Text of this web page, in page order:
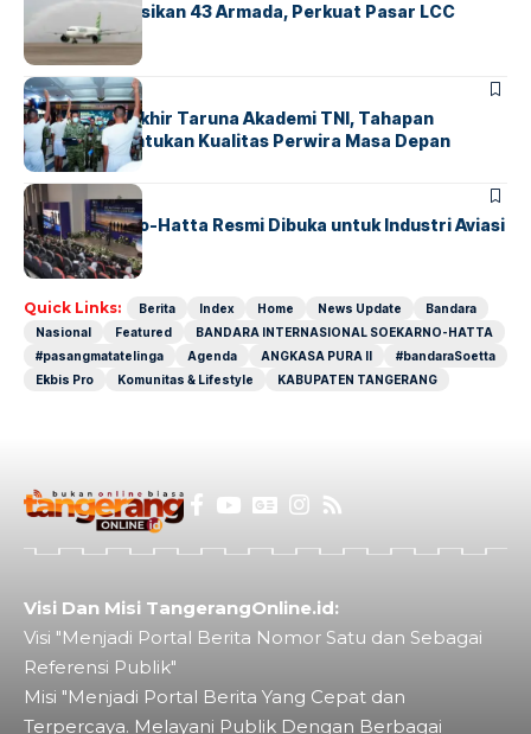
Citilink Operasikan 43 Armada, Perkuat Pasar LCC
Nasional
BERITA
Sidang Pantukhir Taruna Akademi TNI, Tahapan
Strategis Tentukan Kualitas Perwira Masa Depan
BANDARA BERITA
IALC Soekarno-Hatta Resmi Dibuka untuk Industri Aviasi
Dunia
Quick Links: Berita Index Home News Update
Bandara
Nasional
Featured
BANDARA INTERNASIONAL SOEKARNO-HATTA
#pasangmatatelinga
Agenda ANGKASA PURA II
#bandaraSoetta
Ekbis Pro
Komunitas & Lifestyle KABUPATEN TANGERANG
Visi Dan Misi TangerangOnline.id:
Visi "Menjadi Portal Berita Nomor Satu dan Sebagai
Referensi Publik"
Misi "Menjadi Portal Berita Yang Cepat dan
Terpercaya. Melayani Publik Dengan Berbagai